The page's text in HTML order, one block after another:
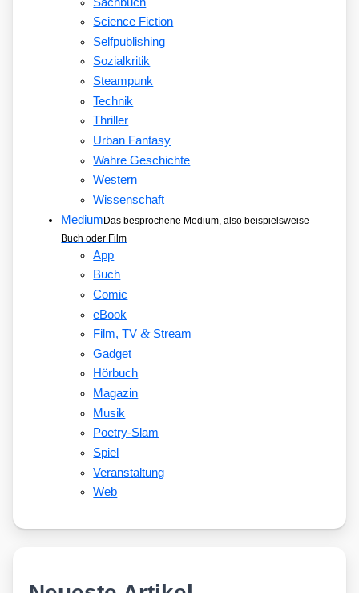
Science Fiction
Selfpublishing
Sozialkritik
Steampunk
Technik
Thriller
Urban Fantasy
Wahre Geschichte
Western
Wissenschaft
MediumDas besprochene Medium, also beispielsweise
Buch oder Film
App
Buch
Comic
eBook
Film, TV&Stream
Gadget
Hörbuch
Magazin
Musik
Poetry-Slam
Spiel
Veranstaltung
Web